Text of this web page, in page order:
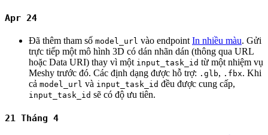
Apr 24
Đã thêm tham số model_url vào endpoint In nhiều màu. Gửi
trực tiếp một mô hình 3D có dán nhãn dán (thông qua URL
hoặc Data URI) thay vì một input_task_id từ một nhiệm vụ
Meshy trước đó. Các định dạng được hỗ trợ: .glb, .fbx. Khi
cả model_url và input_task_id đều được cung cấp,
input_task_id sẽ có độ ưu tiên.
21 Tháng 4